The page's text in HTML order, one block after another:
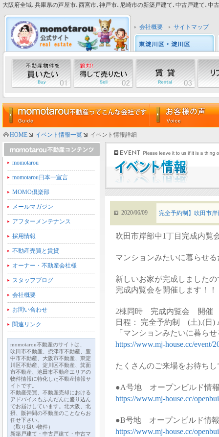
大阪府全域､兵庫県の芦屋市､西宮市､神戸市､尼崎市の新築戸建て､中古戸建て､中
会社概要 サイトマップ
HOME イベント情報一覧 イベント情報詳細
momotarou
momotarou日本一宣言
MOMO倶楽部
メールマガジン
アフターメンテナンス
採用情報
不動産売買と賃貸
オーナー・不動産会社様
スタッフブログ
会社概要
お問い合わせ
関連リンク
momotarou不動産のサイトは、
吹田市不動産、摂津市不動産、豊
中市不動産、大阪市不動産、東淀
川区不動産、淀川区不動産、箕面
市不動産、池田市不動産エリアの
物件情報に特化した不動産情報サ
イトです。
不動産売買、不動産売却における
アドバイスもふんだんに盛り込ん
でお届けしています。北大阪、北
摂、阪神間の不動産のことならお
任せ下さい。
（取り扱い物件）
新築戸建て・中古戸建て・中古マ
2020/06/09 完全予約制】吹田市
吹田市岸部中1丁目完成内覧
マンションみたいに暮らせ
新しいお家が完成しました
完成内覧会を開催します！！
2棟同時 完成内覧会 開催
日程： 完全予約制 (土).(日)
「マンションみたいに暮ら
https://www.mj-house.cc/event/
たくさんのご来場をお待ち
●A号地 オープンビルド情
https://www.mj-house.cc/
●B号地 オープンビルド情報
https://www.mj-house.cc/